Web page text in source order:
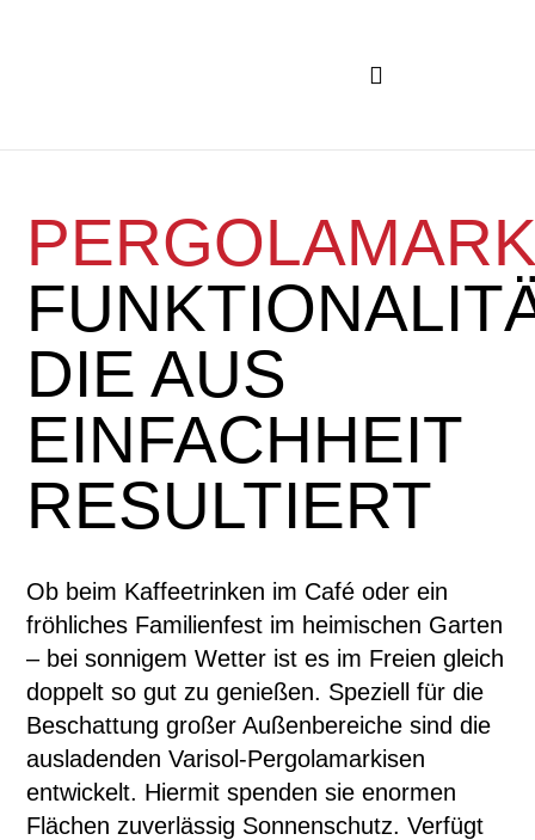
DIE AUS
EINFACHHEIT
RESULTIERT
Ob beim Kaffeetrinken im Café oder ein
fröhliches Familienfest im heimischen Garten
– bei sonnigem Wetter ist es im Freien gleich
doppelt so gut zu genießen. Speziell für die
Beschattung großer Außenbereiche sind die
ausladenden Varisol-Pergolamarkisen
entwickelt. Hiermit spenden sie enormen
Flächen zuverlässig Sonnenschutz. Verfügt